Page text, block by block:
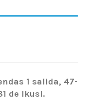
1 salida, 47-
de Ikusi.